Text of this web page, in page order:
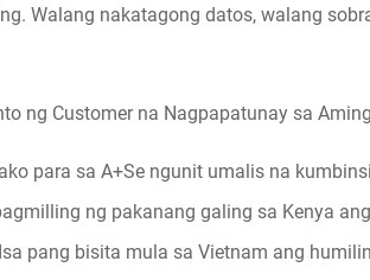
Walang nakatagong datos, walang
ng Customer na Nagpapatunay sa
para sa A+Se ngunit umalis na
ng pakanang galing sa Kenya
pang bisita mula sa Vietnam ang